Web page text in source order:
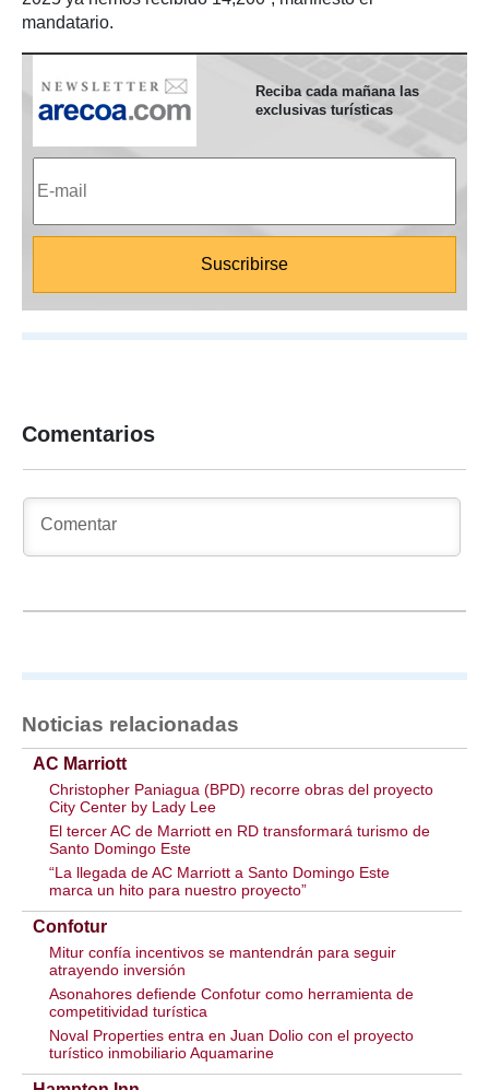
mandatario.
Reciba cada mañana las
exclusivas turísticas
Comentarios
Noticias relacionadas
AC Marriott
Christopher Paniagua (BPD) recorre obras del proyecto
City Center by Lady Lee
El tercer AC de Marriott en RD transformará turismo de
Santo Domingo Este
“La llegada de AC Marriott a Santo Domingo Este
marca un hito para nuestro proyecto”
Confotur
Mitur confía incentivos se mantendrán para seguir
atrayendo inversión
Asonahores defiende Confotur como herramienta de
competitividad turística
Noval Properties entra en Juan Dolio con el proyecto
turístico inmobiliario Aquamarine